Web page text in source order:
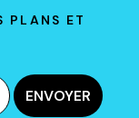
PLANS ET
ENVOYER